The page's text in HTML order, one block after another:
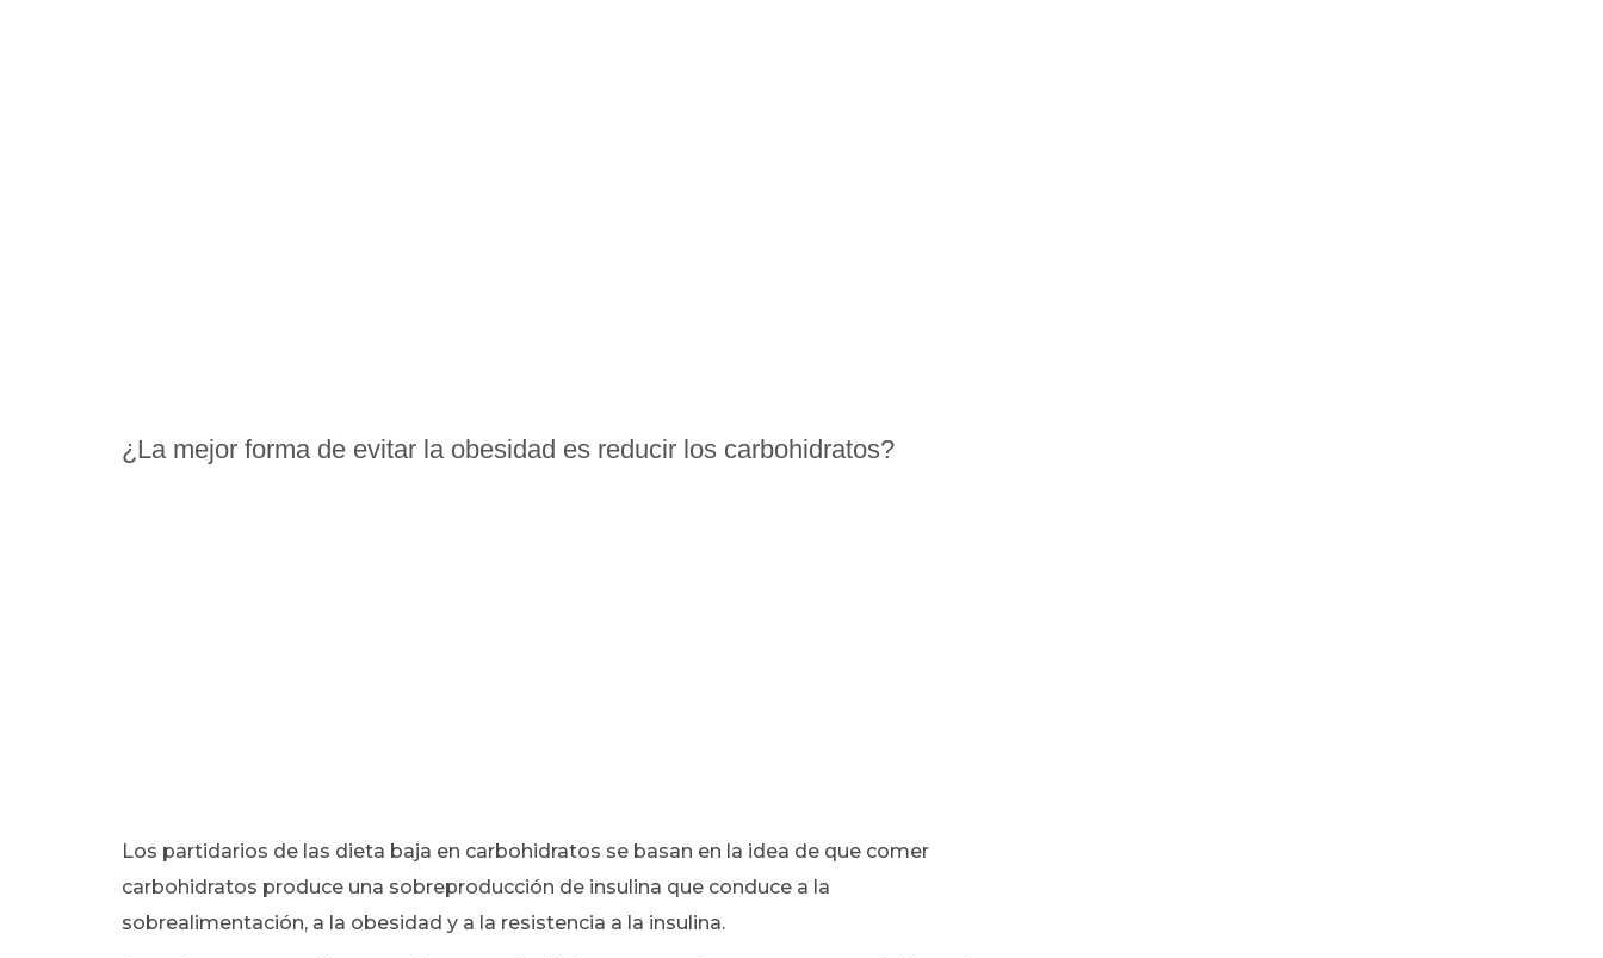
¿La mejor forma de evitar la obesidad es reducir los carbohidratos?
Los partidarios de las dieta baja en carbohidratos se basan en la idea de que comer
carbohidratos produce una sobreproducción de insulina que conduce a la
sobrealimentación, a la obesidad y a la resistencia a la insulina.